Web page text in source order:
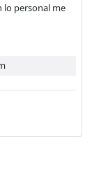
lo personal me